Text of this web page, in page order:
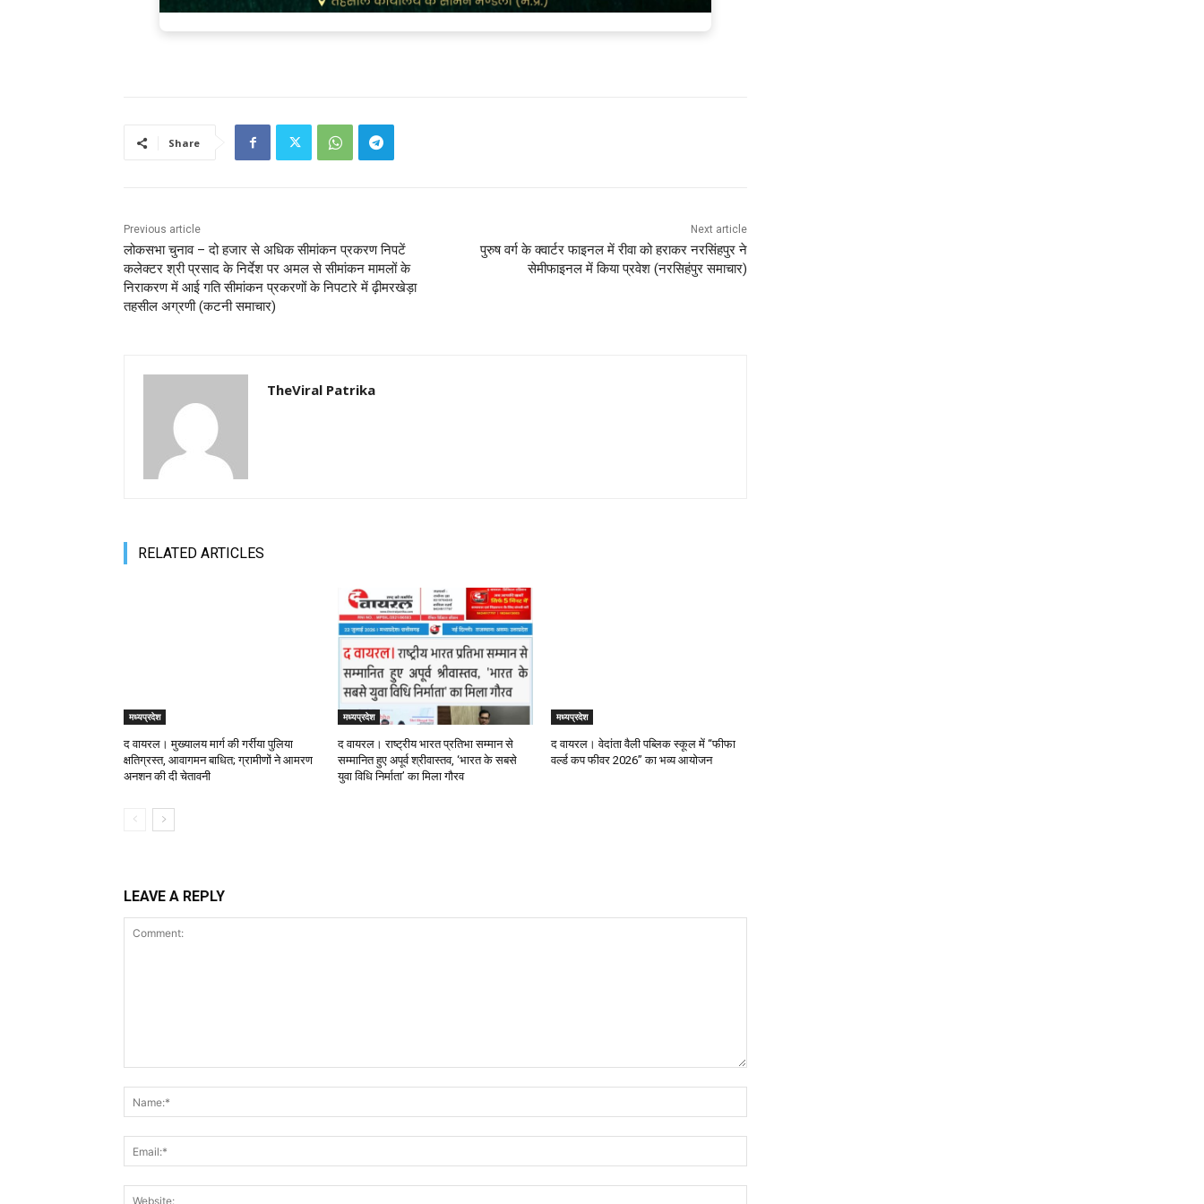
Share
Previous article
लोकसभा चुनाव – दो हजार से अधिक सीमांकन प्रकरण निपटें
कलेक्टर श्री प्रसाद के निर्देश पर अमल से सीमांकन मामलों के
निराकरण में आई गति सीमांकन प्रकरणों के निपटारे में ढ़ीमरखेड़ा
तहसील अग्रणी (कटनी समाचार)
Next article
पुरुष वर्ग के क्वार्टर फाइनल में रीवा को हराकर नरसिंहपुर ने
सेमीफाइनल में किया प्रवेश (नरसिहंपुर समाचार)
TheViral Patrika
RELATED ARTICLES
मध्यप्रदेश
द वायरल। मुख्यालय मार्ग की गर्रीया पुलिया
क्षतिग्रस्त, आवागमन बाधित; ग्रामीणों ने आमरण
अनशन की दी चेतावनी
मध्यप्रदेश
द वायरल। राष्ट्रीय भारत प्रतिभा सम्मान से
सम्मानित हुए अपूर्व श्रीवास्तव, ‘भारत के सबसे
युवा विधि निर्माता’ का मिला गौरव
मध्यप्रदेश
द वायरल। वेदांता वैली पब्लिक स्कूल में “फीफा
वर्ल्ड कप फीवर 2026” का भव्य आयोजन
LEAVE A REPLY